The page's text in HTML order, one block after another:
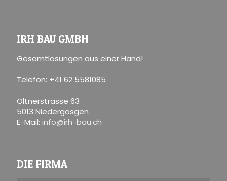
IRH BAU GMBH
Gesamtlösungen aus einer Hand!
Telefon: +41 62 5581085
Oltnerstrasse 63
5013 Niedergösgen
E-Mail: info@irh-bau.ch
DIE FIRMA